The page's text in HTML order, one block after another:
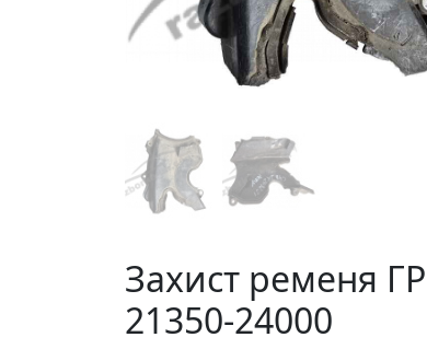
Захист ременя
21350-24000